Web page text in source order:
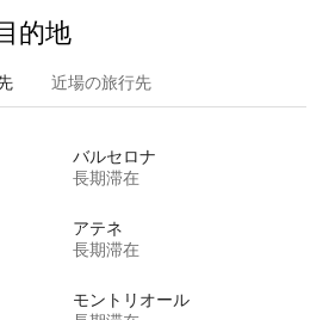
的⁠地
近場の旅行先
バルセロナ
長期滞在
アテネ
長期滞在
モントリオール